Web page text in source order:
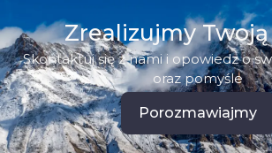
Zrealizujmy
Skontaktuj się z nami i opowiedz o
oraz pomyśle
Porozmawiajmy